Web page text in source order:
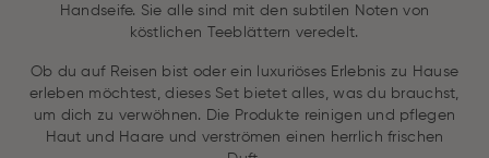
Handseife. Sie alle sind mit den subtilen Noten von
köstlichen Teeblättern veredelt.
Ob du auf Reisen bist oder ein luxuriöses Erlebnis zu Hause
erleben möchtest, dieses Set bietet alles, was du brauchst,
um dich zu verwöhnen. Die Produkte reinigen und pflegen
Haut und Haare und verströmen einen herrlich frischen